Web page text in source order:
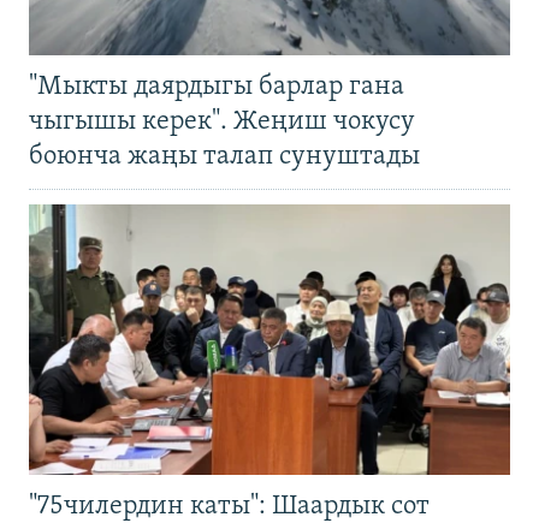
"Мыкты даярдыгы барлар гана
чыгышы керек". Жеңиш чокусу
боюнча жаңы талап сунуштады
"75чилердин каты": Шаардык сот